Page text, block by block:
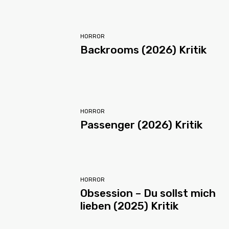
HORROR
Backrooms (2026) Kritik
HORROR
Passenger (2026) Kritik
HORROR
Obsession – Du sollst mich
lieben (2025) Kritik